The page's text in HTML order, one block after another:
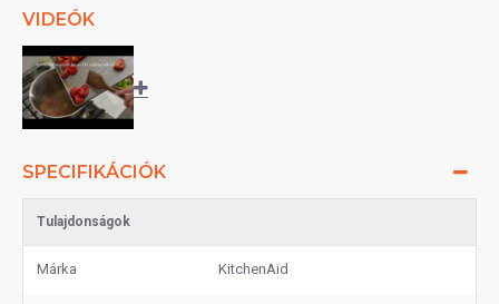
VIDEÓK
SPECIFIKÁCIÓK
Tulajdonságok
Márka KitchenAid